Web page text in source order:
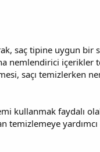
saç tipine uygun bir
nemlendirici içerikler
saçı temizlerken
kullanmak faydalı
temizlemeye